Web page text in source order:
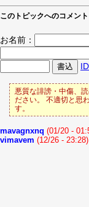
このトピックへのコメント
お名前：
悪質な誹謗・中傷、
ださい。 不適切と思
す。
mavagnxnq (01/20 -
vimavem (12/26 - 23:28)